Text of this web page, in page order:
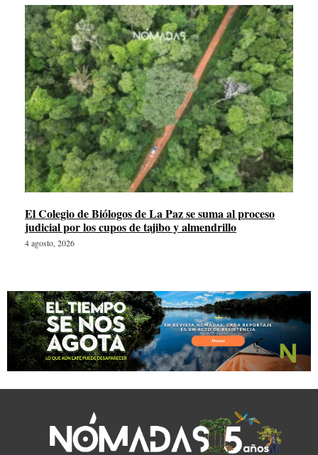
El Colegio de Biólogos de La Paz se suma al proceso
judicial por los cupos de tajibo y almendrillo
4 agosto, 2026